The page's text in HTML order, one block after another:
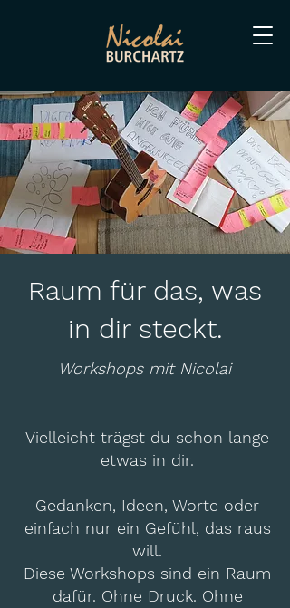
Raum für das, was
in dir steckt.
Workshops mit Nicolai
Vielleicht trägst du schon lange
etwas in dir.
Gedanken, Ideen, Worte oder
einfach nur ein Gefühl, das raus
will.
Diese Workshops sind ein Raum
dafür. Ohne Druck. Ohne